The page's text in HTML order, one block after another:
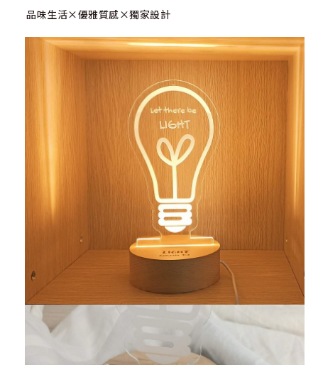
品味生活×優雅質感×獨家設計